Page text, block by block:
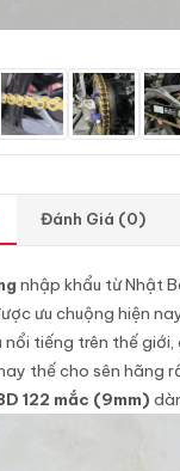
Đánh Giá (0)
nhập khẩu từ Nhật
ưu chuộng hiện
nổi tiếng trên thế
thế cho sên hãng
122 mắc (9mm)